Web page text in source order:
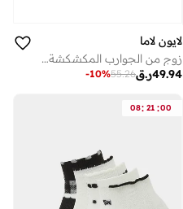
لايون لاما
زوج من الجوارب المكشكشة للأطفال الصغار مع قبضة مضادة للانزلاق للأطفال حديثي الولادة، جوارب لطيفة مكشكشة للكاحل للأطفال الرضع،
ر.ق49.94
55.26
-10%
08: 21 :00